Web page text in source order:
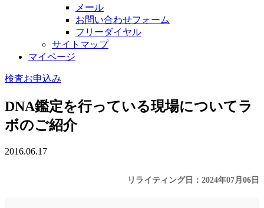
メール
お問い合わせフォーム
フリーダイヤル
サイトマップ
マイページ
検査お申込み
DNA鑑定を行っている現場についてラ
ボのご紹介
2016.06.17
リライティング日：2024年07月06日